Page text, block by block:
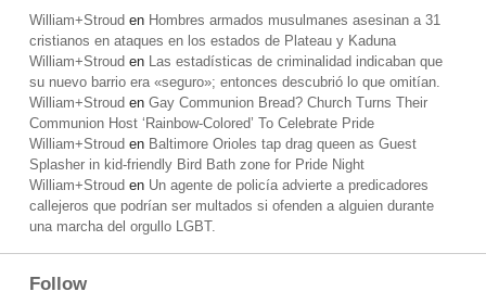
William+Stroud en Hombres armados musulmanes asesinan a 31
cristianos en ataques en los estados de Plateau y Kaduna
William+Stroud en Las estadísticas de criminalidad indicaban que
su nuevo barrio era «seguro»; entonces descubrió lo que omitían.
William+Stroud en Gay Communion Bread? Church Turns Their
Communion Host ‘Rainbow-Colored’ To Celebrate Pride
William+Stroud en Baltimore Orioles tap drag queen as Guest
Splasher in kid-friendly Bird Bath zone for Pride Night
William+Stroud en Un agente de policía advierte a predicadores
callejeros que podrían ser multados si ofenden a alguien durante
una marcha del orgullo LGBT.
Follow